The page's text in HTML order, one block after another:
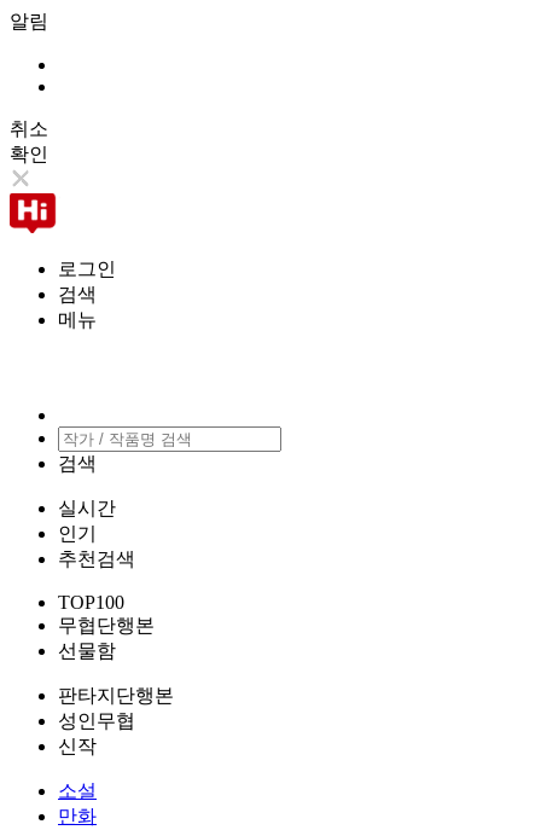
알림
취소
확인
로그인
검색
메뉴
검색
실시간
인기
추천검색
TOP100
무협단행본
선물함
판타지단행본
성인무협
신작
소설
만화